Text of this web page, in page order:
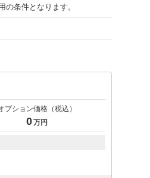
条件となります。
プション価格（税込）
0万円